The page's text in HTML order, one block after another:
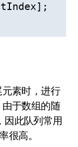
素时，进行
于数组的随
因此队列常用
很高。